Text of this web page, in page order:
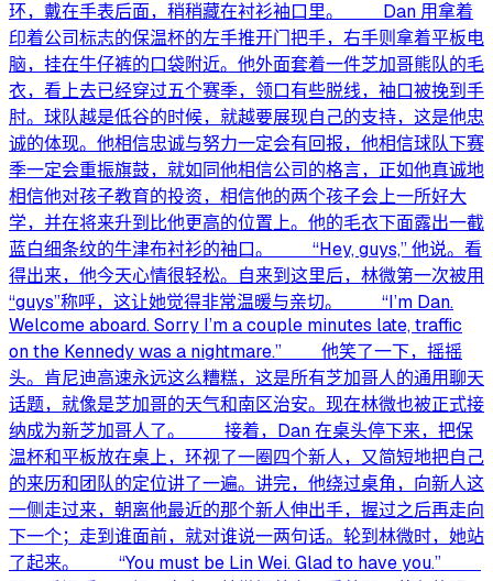
环，戴在手表后面，稍稍藏在衬衫袖口里。 Dan 用拿着
印着公司标志的保温杯的左手推开门把手，右手则拿着平板电
脑，挂在牛仔裤的口袋附近。他外面套着一件芝加哥熊队的毛
衣，看上去已经穿过五个赛季，领口有些脱线，袖口被挽到手
肘。球队越是低谷的时候，就越要展现自己的支持，这是他忠
诚的体现。他相信忠诚与努力一定会有回报，他相信球队下赛
季一定会重振旗鼓，就如同他相信公司的格言，正如他真诚地
相信他对孩子教育的投资，相信他的两个孩子会上一所好大
学，并在将来升到比他更高的位置上。他的毛衣下面露出一截
蓝白细条纹的牛津布衬衫的袖口。 “Hey, guys,” 他说。看
得出来，他今天心情很轻松。自来到这里后，林微第一次被用
“guys”称呼，这让她觉得非常温暖与亲切。 “I’m Dan.
Welcome aboard. Sorry I’m a couple minutes late, traffic
on the Kennedy was a nightmare.” 他笑了一下，摇摇
头。肯尼迪高速永远这么糟糕，这是所有芝加哥人的通用聊天
话题，就像是芝加哥的天气和南区治安。现在林微也被正式接
纳成为新芝加哥人了。 接着，Dan 在桌头停下来，把保
温杯和平板放在桌上，环视了一圈四个新人，又简短地把自己
的来历和团队的定位讲了一遍。讲完，他绕过桌角，向新人这
一侧走过来，朝离他最近的那个新人伸出手，握过之后再走向
下一个；走到谁面前，就对谁说一两句话。轮到林微时，她站
了起来。 “You must be Lin Wei. Glad to have you.”